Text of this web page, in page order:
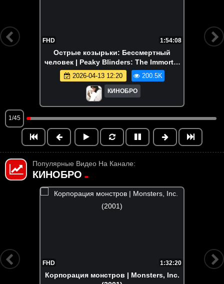
FHD 1:54:08
Острые козырьки: Бессмертный
человек | Peaky Blinders: The Immortal
Man (2026)
2026-04-13 12:20 200.5K
КИНОБРО
1/45
Популярные Видео На Канале:
КИНОБРО
FHD 1:32:20
Корпорация монстров | Monsters, Inc.